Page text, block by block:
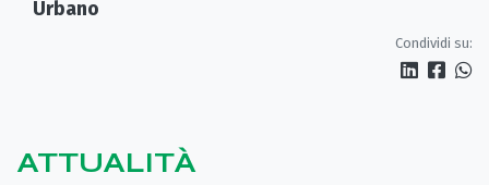
Urbano
Condividi su:
ATTUALITÀ